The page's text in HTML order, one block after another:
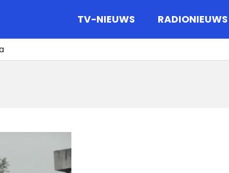
TV-NIEUWS RADIONIEUWS